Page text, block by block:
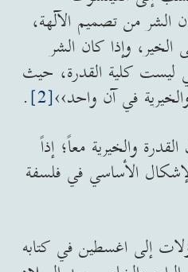
الشر من تصميم الآلهة،
وإذا كان الشر
ليست كلية القدرة، حيث
في آن واحد››[2]
.
والخيرية معاً؛ إذاً
الأساسي في فلسفة
إلى اغسطين في كتابه